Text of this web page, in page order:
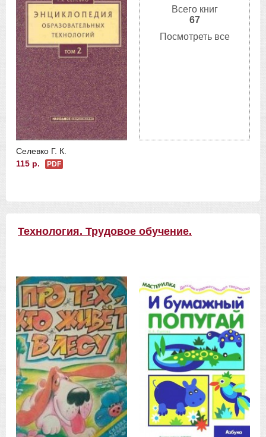
Селевко Г. К.
115 р.
PDF
Всего книг
67
Посмотреть все
Технология. Трудовое обучение.